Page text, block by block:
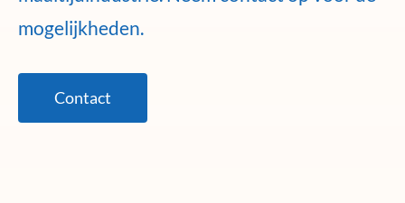
mogelijkheden.
Contact